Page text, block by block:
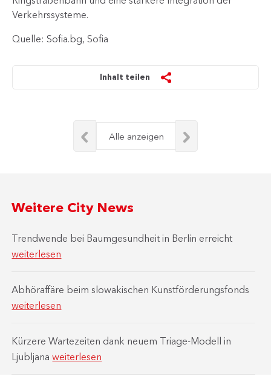
Verkehrssysteme.
Quelle: Sofia.bg, Sofia
Inhalt teilen
Alle anzeigen
Weitere City News
Trendwende bei Baumgesundheit in Berlin erreicht
weiterlesen
Abhöraffäre beim slowakischen Kunstförderungsfonds
weiterlesen
Kürzere Wartezeiten dank neuem Triage-Modell in
Ljubljanaweiterlesen